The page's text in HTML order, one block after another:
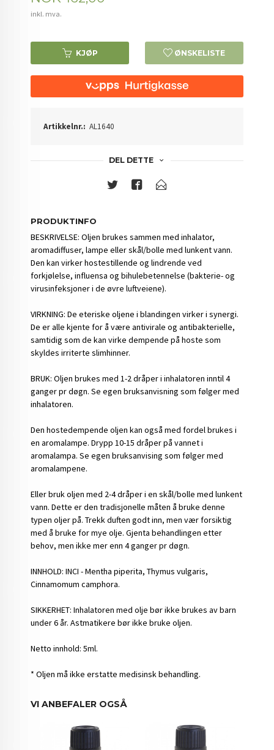
inkl. mva.
KJØP ØNSKELISTE
Artikkelnr.: AL1640
DEL DETTE
PRODUKTINFO
BESKRIVELSE: Oljen brukes sammen med inhalator,
aromadiffuser, lampe eller skål/bolle med lunkent vann.
Den kan virker hostestillende og lindrende ved
forkjølelse, influensa og bihulebetennelse (bakterie- og
virusinfeksjoner i de øvre luftveiene).
VIRKNING: De eteriske oljene i blandingen virker i synergi.
De er alle kjente for å være antivirale og antibakterielle,
samtidig som de kan virke dempende på hoste som
skyldes irriterte slimhinner.
BRUK: Oljen brukes med 1-2 dråper i inhalatoren inntil 4
ganger pr døgn. Se egen bruksanvisning som følger med
inhalatoren.
Den hostedempende oljen kan også med fordel brukes i
en aromalampe. Drypp 10-15 dråper på vannet i
aromalampa. Se egen bruksanvising som følger med
aromalampene.
Eller bruk oljen med 2-4 dråper i en skål/bolle med lunkent
vann. Dette er den tradisjonelle måten å bruke denne
typen oljer på. Trekk duften godt inn, men vær forsiktig
med å bruke for mye olje. Gjenta behandlingen etter
behov, men ikke mer enn 4 ganger pr døgn.
INNHOLD: INCI - Mentha piperita, Thymus vulgaris,
Cinnamomum camphora.
SIKKERHET: Inhalatoren med olje bør ikke brukes av barn
under 6 år. Astmatikere bør ikke bruke oljen.
Netto innhold: 5ml.
* Oljen må ikke erstatte medisinsk behandling.
VI ANBEFALER OGSÅ